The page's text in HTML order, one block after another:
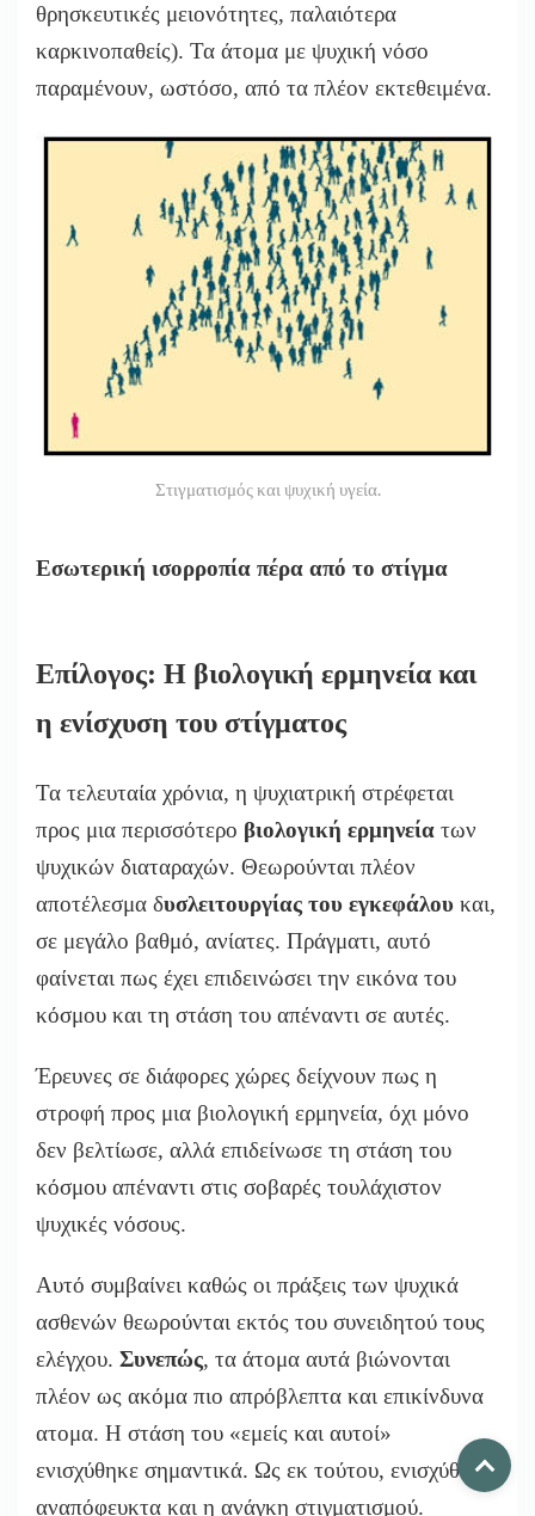
θρησκευτικές μειονότητες, παλαιότερα
καρκινοπαθείς). Τα άτομα με ψυχική νόσο
παραμένουν, ωστόσο, από τα πλέον εκτεθειμένα.
Στιγματισμός και ψυχική υγεία.
Εσωτερική ισορροπία πέρα από το στίγμα
Επίλογος: Η βιολογική ερμηνεία και
η ενίσχυση του στίγματος
Τα τελευταία χρόνια, η ψυχιατρική στρέφεται
προς μια περισσότερο βιολογική ερμηνεία των
ψυχικών διαταραχών. Θεωρούνται πλέον
αποτέλεσμα δυσλειτουργίας του εγκεφάλου και,
σε μεγάλο βαθμό, ανίατες. Πράγματι, αυτό
φαίνεται πως έχει επιδεινώσει την εικόνα του
κόσμου και τη στάση του απέναντι σε αυτές.
Έρευνες σε διάφορες χώρες δείχνουν πως η
στροφή προς μια βιολογική ερμηνεία, όχι μόνο
δεν βελτίωσε, αλλά επιδείνωσε τη στάση του
κόσμου απέναντι στις σοβαρές τουλάχιστον
ψυχικές νόσους.
Αυτό συμβαίνει καθώς οι πράξεις των ψυχικά
ασθενών θεωρούνται εκτός του συνειδητού τους
ελέγχου. Συνεπώς, τα άτομα αυτά βιώνονται
πλέον ως ακόμα πιο απρόβλεπτα και επικίνδυνα
ατομα. Η στάση του «εμείς και αυτοί»
ενισχύθηκε σημαντικά. Ως εκ τούτου, ενισχύθηκε
αναπόφευκτα και η ανάγκη στιγματισμού.